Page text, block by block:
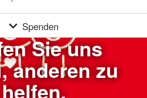
Spenden
Sie uns
anderen zu
helfen.